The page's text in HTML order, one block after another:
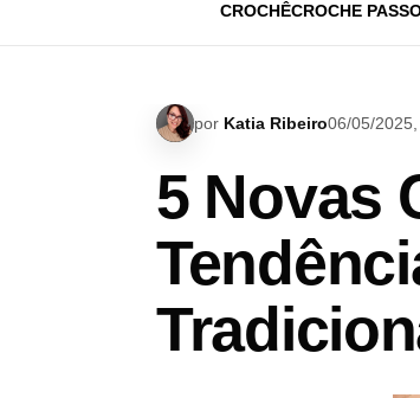
CROCHÊCROCHE
por Katia Ribeiro06/05/
5 Novas